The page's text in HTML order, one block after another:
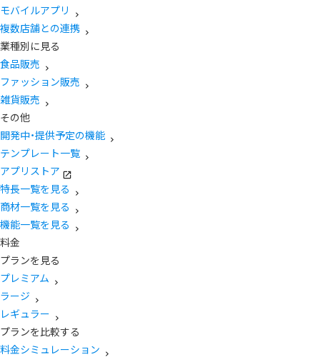
モバイルアプリ
複数店舗との連携
業種別に見る
食品販売
ファッション販売
雑貨販売
その他
開発中・提供予定の機能
テンプレート一覧
アプリストア
特長一覧を見る
商材一覧を見る
機能一覧を見る
料金
プランを見る
プレミアム
ラージ
レギュラー
プランを比較する
料金シミュレーション